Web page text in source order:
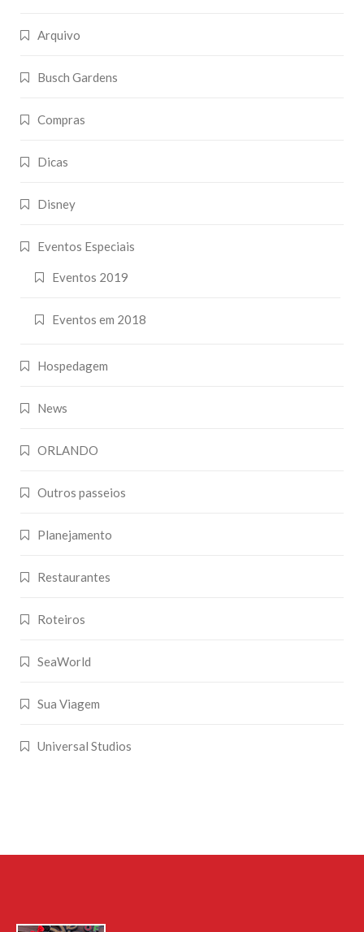
Arquivo
Busch Gardens
Compras
Dicas
Disney
Eventos Especiais
Eventos 2019
Eventos em 2018
Hospedagem
News
ORLANDO
Outros passeios
Planejamento
Restaurantes
Roteiros
SeaWorld
Sua Viagem
Universal Studios